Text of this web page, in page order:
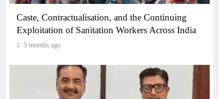
Caste, Contractualisation, and the Continuing
Exploitation of Sanitation Workers Across India
3 months ago